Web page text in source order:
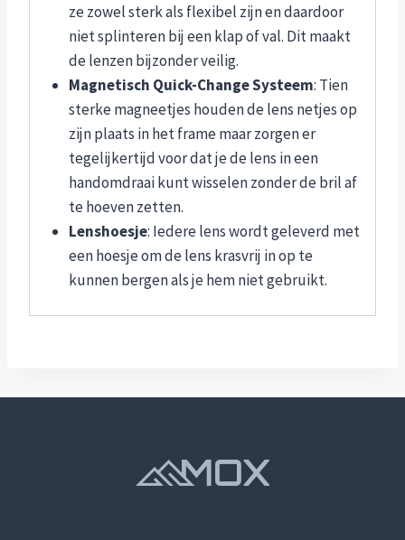
ze zowel sterk als flexibel zijn en daardoor
niet splinteren bij een klap of val. Dit maakt
de lenzen bijzonder veilig.
Magnetisch Quick-Change Systeem: Tien
sterke magneetjes houden de lens netjes op
zijn plaats in het frame maar zorgen er
tegelijkertijd voor dat je de lens in een
handomdraai kunt wisselen zonder de bril af
te hoeven zetten.
Lenshoesje: Iedere lens wordt geleverd met
een hoesje om de lens krasvrij in op te
kunnen bergen als je hem niet gebruikt.